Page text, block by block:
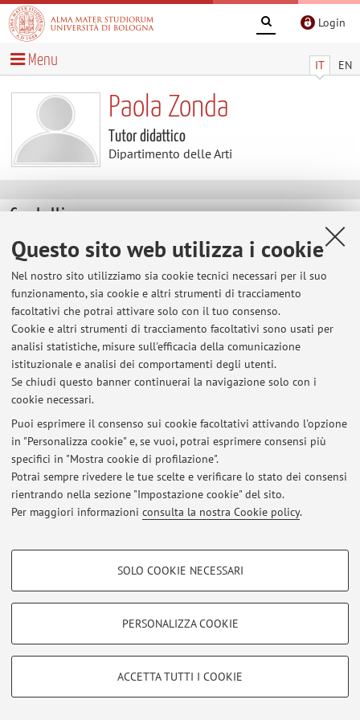
Questo sito web utilizza i cookie
Nel nostro sito utilizziamo sia cookie tecnici necessari per il suo
funzionamento, sia cookie e altri strumenti di tracciamento
facoltativi che potrai attivare solo con il tuo consenso.
Cookie e altri strumenti di tracciamento facoltativi sono usati per
analisi statistiche, misure sull'efficacia della comunicazione
istituzionale e analisi dei comportamenti degli utenti.
Se chiudi questo banner continuerai la navigazione solo con i
cookie necessari.
Puoi esprimere il consenso sui cookie facoltativi attivando l'opzione
in "Personalizza cookie" e, se vuoi, potrai esprimere consensi più
specifici in "Mostra cookie di profilazione".
Potrai sempre rivedere le tue scelte e verificare lo stato dei consensi
rientrando nella sezione "Impostazione cookie" del sito.
Per maggiori informazioni consulta la nostra Cookie policy.
COOKIE DI PROFILAZIONE - FACOLTATIVI
COOKIE TECNICI - NECESSARI
Si tratta di cookie tecnici utilizzati, a titolo esemplificativo, per il corretto
SOLO COOKIE NECESSARI
PERSONALIZZA COOKIE
ACCETTA TUTTI I COOKIE
Login
IT EN
Menu
Paola Zonda
Tutor didattico
Dipartimento delle Arti
Contatti
E-mail: paola.zonda@unibo.it
Dipartimento delle Arti
Via Barberia 4, Bologna - Vai alla mappa
Ultimi avvisi
Al momento non sono presenti avvisi.
Area riservata
per gestire tutti i contenuti del sito.
© 2026 - ALMA MATER STUDIORUM - Università di Bologna - Via
Zamboni, 33 - 40126 Bologna - Partita IVA: 01131710376
Privacy|Note legali|Impostazioni Cookie